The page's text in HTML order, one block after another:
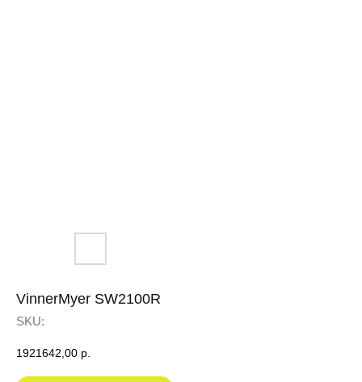
VinnerMyer SW2100R
SKU:
1921642,00 р.